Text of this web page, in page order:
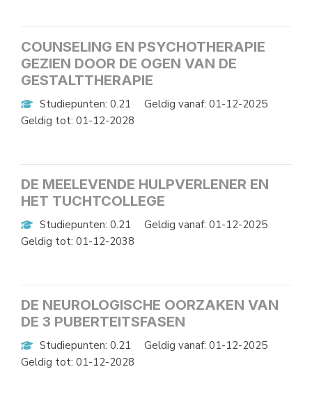
COUNSELING EN PSYCHOTHERAPIE
GEZIEN DOOR DE OGEN VAN DE
GESTALTTHERAPIE
Studiepunten: 0.21
Geldig vanaf: 01-12-2025
Geldig tot: 01-12-2028
DE MEELEVENDE HULPVERLENER EN
HET TUCHTCOLLEGE
Studiepunten: 0.21
Geldig vanaf: 01-12-2025
Geldig tot: 01-12-2038
DE NEUROLOGISCHE OORZAKEN VAN
DE 3 PUBERTEITSFASEN
Studiepunten: 0.21
Geldig vanaf: 01-12-2025
Geldig tot: 01-12-2028